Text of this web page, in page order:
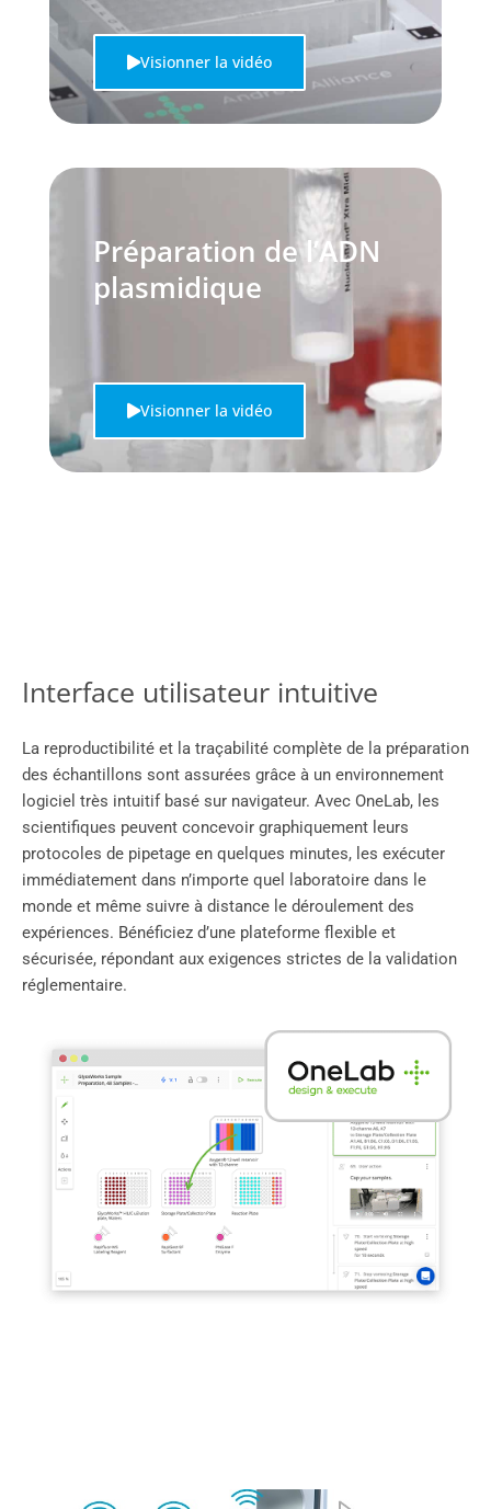
Visionner la vidéo
Préparation de l’ADN
plasmidique
Visionner la vidéo
Interface utilisateur intuitive
La reproductibilité et la traçabilité complète de la préparation
des échantillons sont assurées grâce à un environnement
logiciel très intuitif basé sur navigateur. Avec OneLab, les
scientifiques peuvent concevoir graphiquement leurs
protocoles de pipetage en quelques minutes, les exécuter
immédiatement dans n’importe quel laboratoire dans le
monde et même suivre à distance le déroulement des
expériences. Bénéficiez d’une plateforme flexible et
sécurisée, répondant aux exigences strictes de la validation
réglementaire.